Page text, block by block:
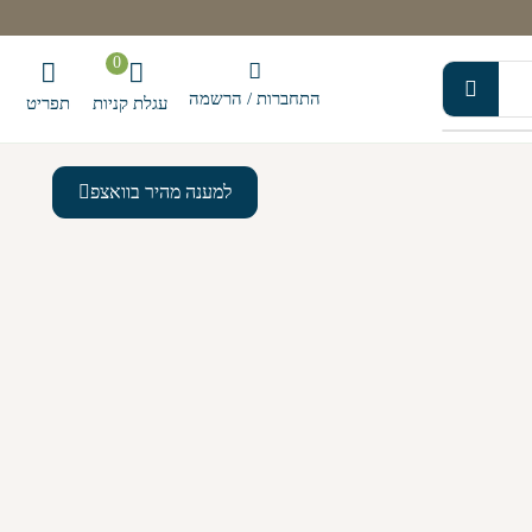
התחברות / הרשמה
0
עגלת קניות תפריט
למענה מהיר בוואצפ